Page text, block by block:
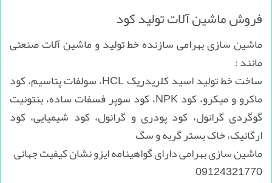
فروش ماشین آلات تولید کود
ماشین سازی بهرامی سازنده خط تولید و ماشین آلات صنعتی
مانند :
ساخت خط تولید اسید کلریدریک HCL، سولفات پتاسیم، کود
ماکرو و میکرو، کود NPK، کود سوپر فسفات ساده، بنتونیت
گوگردی گرانول، کود پودری و گرانول، کود شیمیایی، کود
ارگانیک، خاک بستر گربه و سگ
ماشین سازی بهرامی دارای گواهینامه ایزو نشان کیفیت جهانی
09124321770